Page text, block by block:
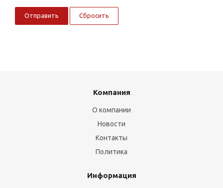
Сбросить
Компания
О компании
Новости
Контакты
Политика
Информация